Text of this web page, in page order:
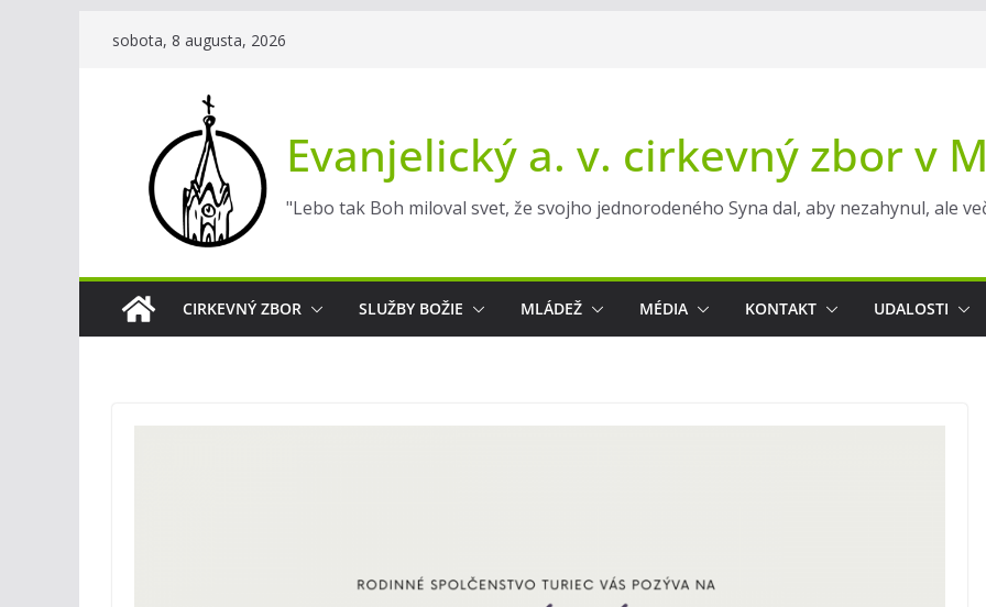
sobota, 8 augusta, 2026
Evanjelický a. v. cirkevný zbor v
"Lebo tak Boh miloval svet, že svojho jednorodeného Syna dal, aby nezahynul, ale
CIRKEVNÝ ZBOR SLUŽBY BOŽIE MLÁDEŽ MÉDIA KONTAKT UDALOSTI